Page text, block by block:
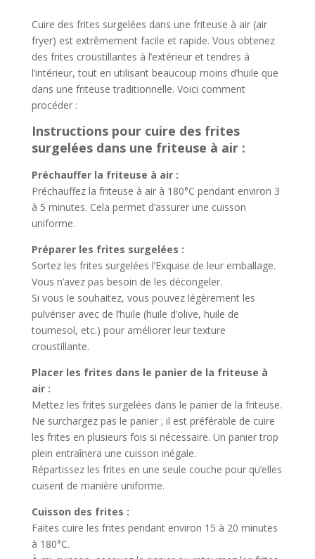
Cuire des frites surgelées dans une friteuse à air (air
fryer) est extrêmement facile et rapide. Vous obtenez
des frites croustillantes à l’extérieur et tendres à
l’intérieur, tout en utilisant beaucoup moins d’huile que
dans une friteuse traditionnelle. Voici comment
procéder :
Instructions pour cuire des frites
surgelées dans une friteuse à air :
Préchauffer la friteuse à air :
Préchauffez la friteuse à air à 180°C pendant environ 3
à 5 minutes. Cela permet d’assurer une cuisson
uniforme.
Préparer les frites surgelées :
Sortez les frites surgelées l’Exquise de leur emballage.
Vous n’avez pas besoin de les décongeler.
Si vous le souhaitez, vous pouvez légèrement les
pulvériser avec de l’huile (huile d’olive, huile de
tournesol, etc.) pour améliorer leur texture
croustillante.
Placer les frites dans le panier de la friteuse à
air :
Mettez les frites surgelées dans le panier de la friteuse.
Ne surchargez pas le panier ; il est préférable de cuire
les frites en plusieurs fois si nécessaire. Un panier trop
plein entraînera une cuisson inégale.
Répartissez les frites en une seule couche pour qu’elles
cuisent de manière uniforme.
Cuisson des frites :
Faites cuire les frites pendant environ 15 à 20 minutes
à 180°C.